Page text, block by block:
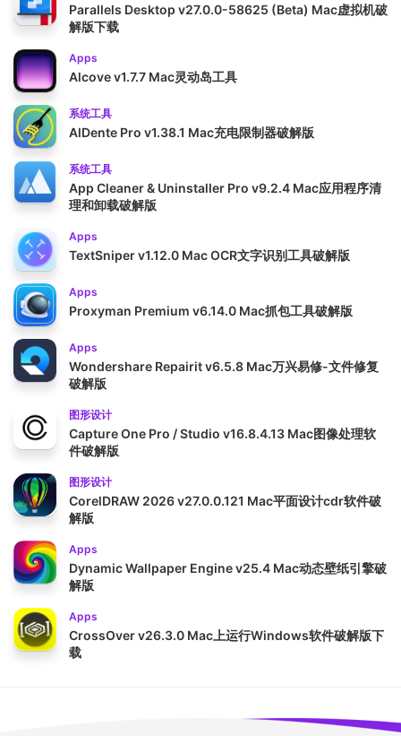
Parallels Desktop v27.0.0-58625 (Beta) Mac虚拟机破
解版下载
Apps
Alcove v1.7.7 Mac灵动岛工具
系统工具
AlDente Pro v1.38.1 Mac充电限制器破解版
系统工具
App Cleaner & Uninstaller Pro v9.2.4 Mac应用程序清
理和卸载破解版
Apps
TextSniper v1.12.0 Mac OCR文字识别工具破解版
Apps
Proxyman Premium v6.14.0 Mac抓包工具破解版
Apps
Wondershare Repairit v6.5.8 Mac万兴易修-文件修复
破解版
图形设计
Capture One Pro / Studio v16.8.4.13 Mac图像处理软
件破解版
图形设计
CorelDRAW 2026 v27.0.0.121 Mac平面设计cdr软件破
解版
Apps
Dynamic Wallpaper Engine v25.4 Mac动态壁纸引擎破
解版
Apps
CrossOver v26.3.0 Mac上运行Windows软件破解版下
载